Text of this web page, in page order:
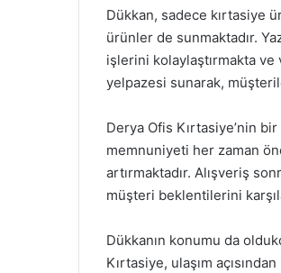
Dükkan, sadece kırtasiye
ürünler de sunmaktadır.
işlerini kolaylaştırmakta ve
yelpazesi sunarak,
Derya Ofis Kırtasiye’nin
memnuniyeti her zaman
artırmaktadır. Alışveriş
müşteri beklentilerini
Dükkanın konumu da
Kırtasiye, ulaşım